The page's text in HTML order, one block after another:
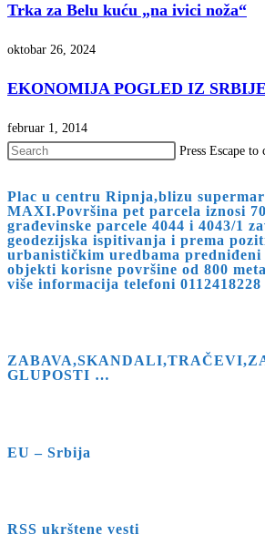
Trka za Belu kuću „na ivici noža“
oktobar 26, 2024
EKONOMIJA POGLED IZ SRBIJE
februar 1, 2014
Press Escape to
Plac u centru Ripnja,blizu
MAXI.Površina pet parcela iznosi
građevinske parcele 4044 i 4043/1
geodezijska ispitivanja i prema
urbanističkim uredbama predniđeni
objekti korisne površine od 800
više informacija telefoni 0112418228
GLUPOSTI …
EU – Srbija
RSS ukrštene vesti